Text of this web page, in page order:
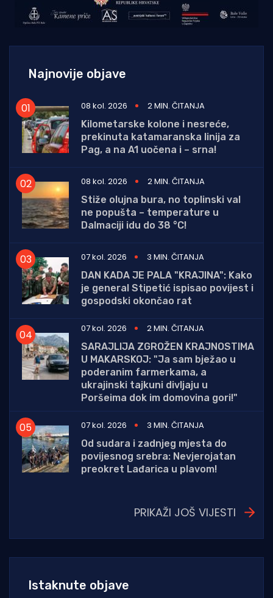
Najnovije objave
08 kol. 2026
2 MIN. ČITANJA
Kilometarske kolone i nesreće,
prekinuta katamaranska linija za
Pag, a na A1 uočena i – srna!
08 kol. 2026
2 MIN. ČITANJA
Stiže olujna bura, no toplinski val
ne popušta – temperature u
Dalmaciji idu do 38 °C!
07 kol. 2026
3 MIN. ČITANJA
DAN KADA JE PALA "KRAJINA": Kako
je general Stipetić ispisao povijest i
gospodski okončao rat
07 kol. 2026
2 MIN. ČITANJA
SARAJLIJA ZGROŽEN KRAJNOSTIMA
U MAKARSKOJ: "Ja sam bježao u
poderanim farmerkama, a
ukrajinski tajkuni divljaju u
Poršeima dok im domovina gori!"
07 kol. 2026
3 MIN. ČITANJA
Od sudara i zadnjeg mjesta do
povijesnog srebra: Nevjerojatan
preokret Lađarica u plavom!
PRIKAŽI JOŠ VIJESTI
Istaknute objave